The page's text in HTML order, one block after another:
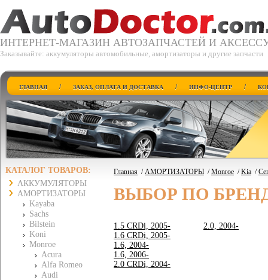
ИНТЕРНЕТ-МАГАЗИН АВТОЗАПЧАСТЕЙ И
Заказывайте: аккумуляторы автомобильные, амортизаторы и другие запчасти
ГЛАВНАЯ / ЗАКАЗ, ОПЛАТА И ДОСТАВКА / ИНФО-ЦЕНТР /
КАТАЛОГ ТОВАРОВ:
АККУМУЛЯТОРЫ
АМОРТИЗАТОРЫ
Kayaba
Sachs
Bilstein
Koni
Monroe
Acura
Alfa Romeo
Audi
Главная /АМОРТИЗАТОРЫ /Monroe /Kia /
ВЫБОР ПО
1.5 CRDi, 2005-
1.6 CRDi, 2005-
1.6, 2004-
1.6, 2006-
2.0 CRDi, 2004-
2.0, 2004-